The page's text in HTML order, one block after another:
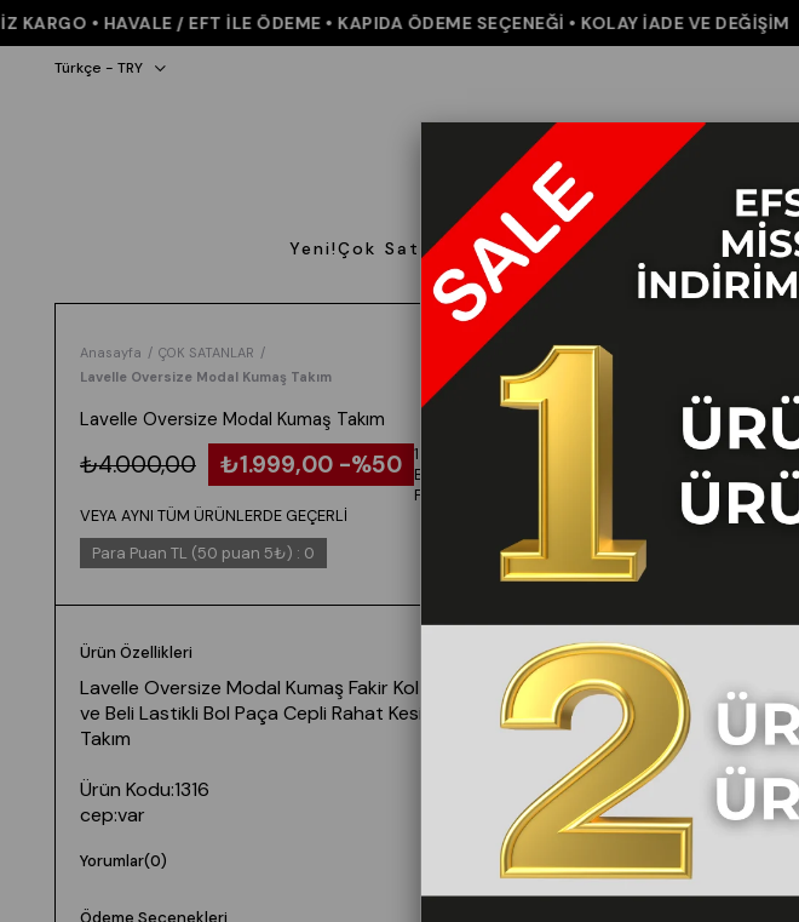
• HAVALE / EFT İLE ÖDEME • KAPIDA ÖDEME SEÇENEĞİ • KOLAY İADE VE DEĞİŞİM
Türkçe - TRY
Yeni!Çok Satanlar Giyim Pantolon Elbise&Tulum
Anasayfa
ÇOK SATANLAR
Lavelle Oversize Modal Kumaş Takım
Lavelle Oversize Modal Kumaş Takım
₺4.000,00 ₺1.999,00 50 1 ALANA 1
BEDAVA -
FARKLI
VEYA AYNI TÜM ÜRÜNLERDE GEÇERLİ
Para Puan TL (50 puan 5₺) : 0
Ürün Özellikleri
Lavelle Oversize Modal Kumaş Fakir Kol Ceket
ve Beli Lastikli Bol Paça Cepli Rahat Kesim
Takım
Ürün Kodu:1316
cep:var
Uzunluk: Ceket 71cm Pantolon 110cm
Kumaş:Modal likrasız (açık renkler iç belli eder)
Yorumlar(0)
Ödeme Seçenekleri